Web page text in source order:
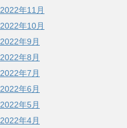
2022年11月
2022年10月
2022年9月
2022年8月
2022年7月
2022年6月
2022年5月
2022年4月